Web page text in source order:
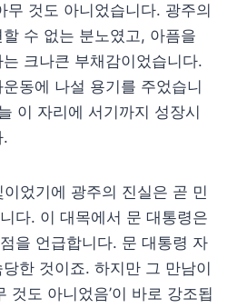
무 것도 아니었습니다. 광주의
수 없는 분노였고, 아픔을
크나큰 부채감이었습니다.
동에 나설 용기를 주었습니
이 자리에 서기까지 성장시
.
었기에 광주의 진실은 곧 민
다. 이 대목에서 문 대통령은
을 언급합니다. 문 대통령 자
한 것이죠. 하지만 그 만남이
것도 아니었음’이 바로 강조됩